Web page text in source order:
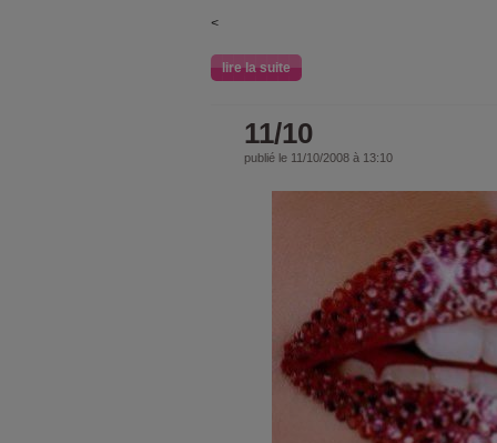
<
lire la suite
11/10
publié le 11/10/2008 à 13:10